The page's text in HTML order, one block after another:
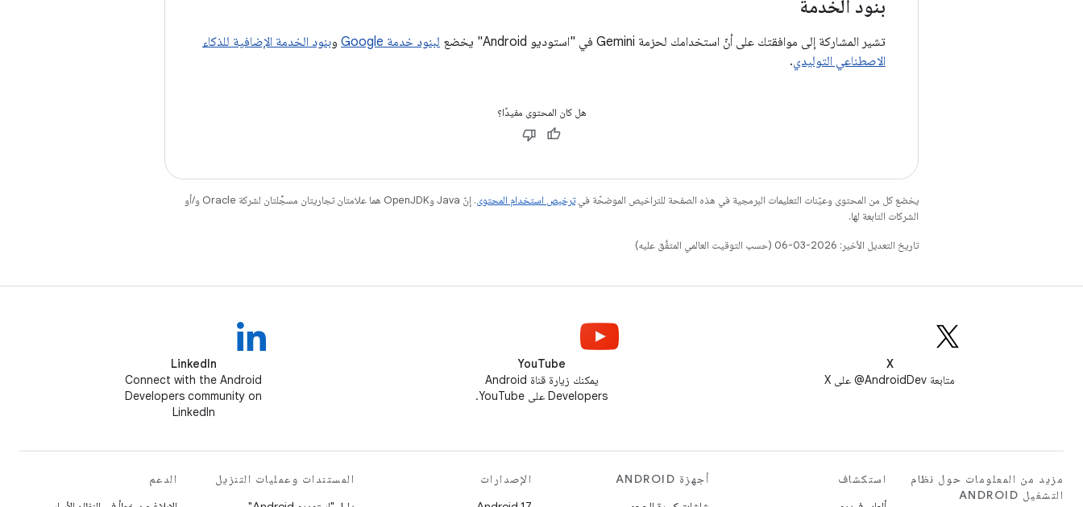
بنود الخدمة
تشير المشاركة إلى موافقتك على أنّ استخدامك لحزمة Gemini في "استوديو Android" يخضع لبنود خدمة Google وبنود الخدمة الإضافية للذكاء
الاصطناعي التوليدي.
هل كان المحتوى مفيدًا؟
يخضع كل من المحتوى وعيّنات التعليمات البرمجية في هذه الصفحة للتراخيص الموضحّة فيترخيص استخدام المحتوى
. إنّ Java وOpenJDK هما علامتان تجاريتان مسجَّلتان لشركة Oracle و/أو
الشركات التابعة لها.
تاريخ التعديل الأخير: 2026-03-06 (حسب التوقيت العالمي المتفَّق عليه)
X
متابعة AndroidDev@ على X
YouTube
يمكنك زيارة قناة Android
Developers على YouTube.
LinkedIn
Connect with the Android
Developers community on
LinkedIn
مزيد من المعلومات حول نظام
التشغيل ANDROID
استكشاف
أجهزة ANDROID
الإصدارات
المستندات وعمليات التنزيل
الدعم